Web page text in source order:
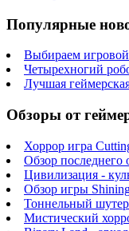
Популярные
Выбираем игровой
Четырехногий
Лучшая
Обзоры от
Хоррор игра
Обзор последнего
Цивилизация -
Обзор игры
Тоннельный шутер
Мистический